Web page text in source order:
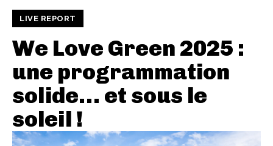
LIVE REPORT
We Love Green 2025 :
une programmation
solide… et sous le
soleil !